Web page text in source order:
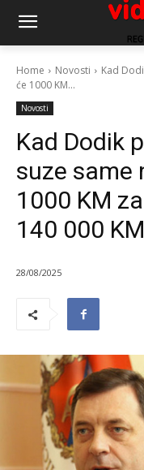
Home Novosti
Kad
će 1000 KM...
Novosti
Kad Dodik
suze same
1000 KM
140 000
28/08/2025